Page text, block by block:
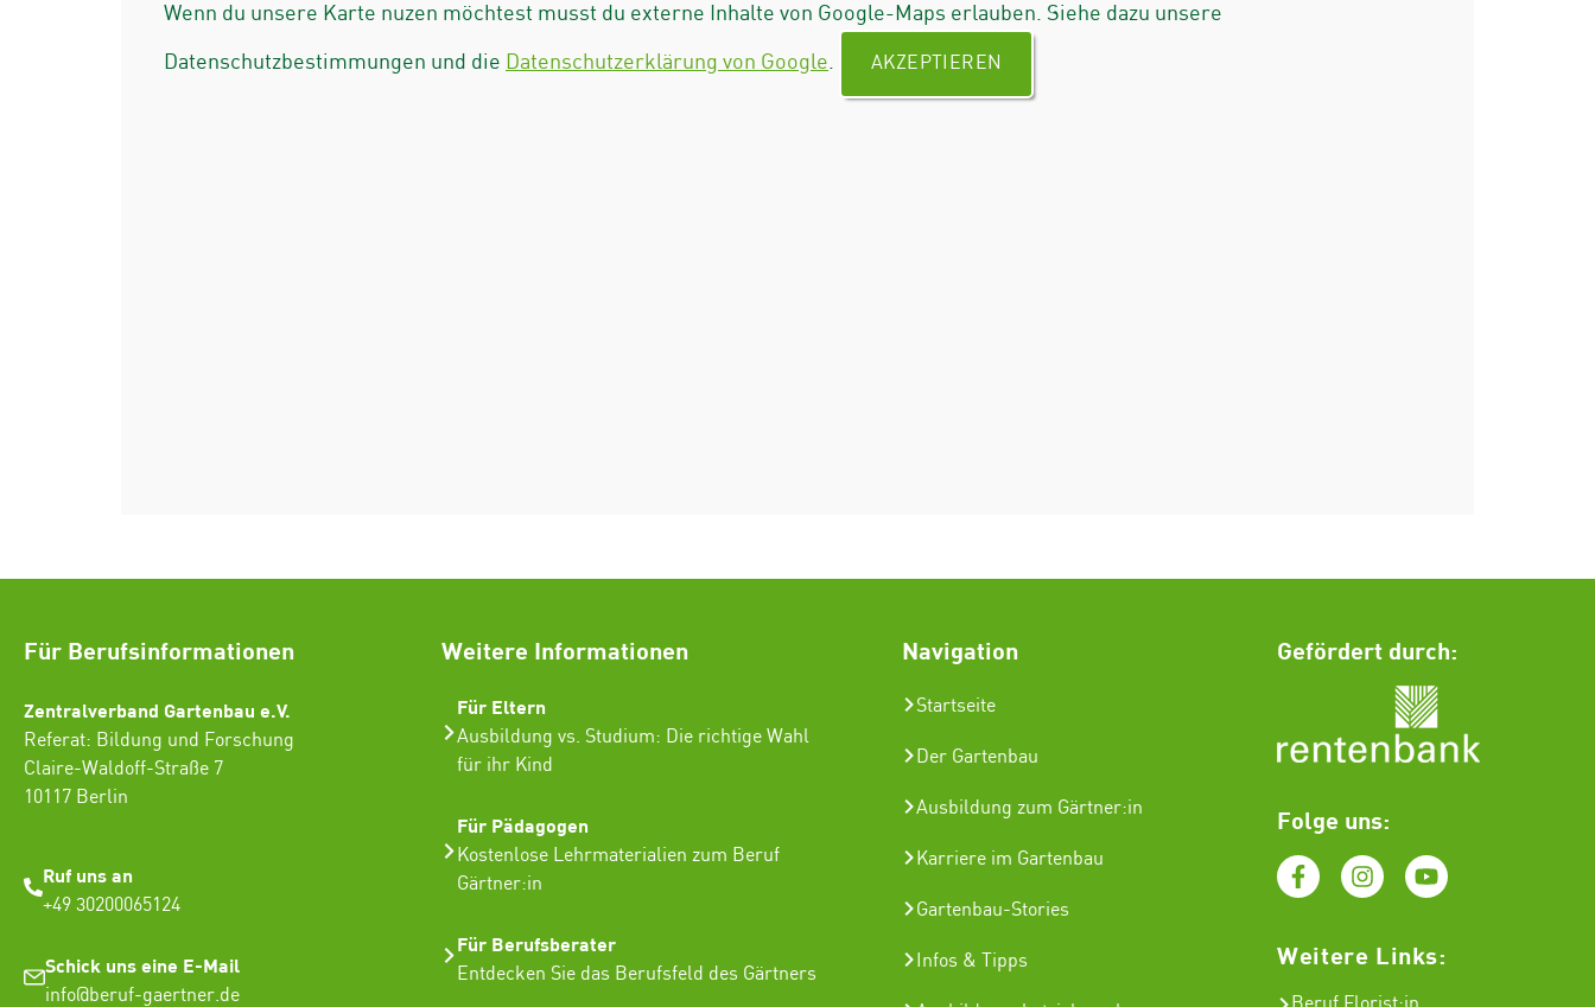
Wenn du unsere Karte nuzen möchtest musst du externe Inhalte von Google-Maps erlauben. Siehe dazu unsere
Datenschutzbestimmungen und die Datenschutzerklärung von Google AKZEPTIEREN
Für Berufsinformationen
Zentralverband Gartenbau e.V.
Referat: Bildung und Forschung
Claire-Waldoff-Straße 7
10117 Berlin
Ruf uns an
+49 30200065124
Schick uns eine E-Mail
info@beruf-gaertner.de
Weitere Informationen
Für Eltern
Ausbildung vs. Studium: Die richtige Wahl
für ihr Kind
Für Pädagogen
Kostenlose Lehrmaterialien zum Beruf
Gärtner:in
Für Berufsberater
Entdecken Sie das Berufsfeld des Gärtners
Navigation
Startseite
Der Gartenbau
Ausbildung zum Gärtner:in
Karriere im Gartenbau
Gartenbau-Stories
Infos & Tipps
Gefördert durch:
Folge uns:
Weitere Links: